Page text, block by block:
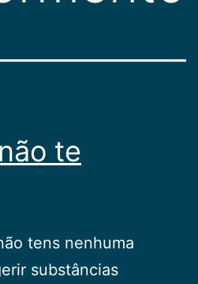
te
tens nenhuma
substâncias